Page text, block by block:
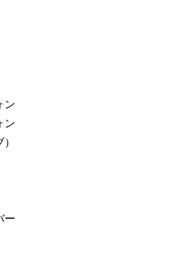
ン
ン
ー